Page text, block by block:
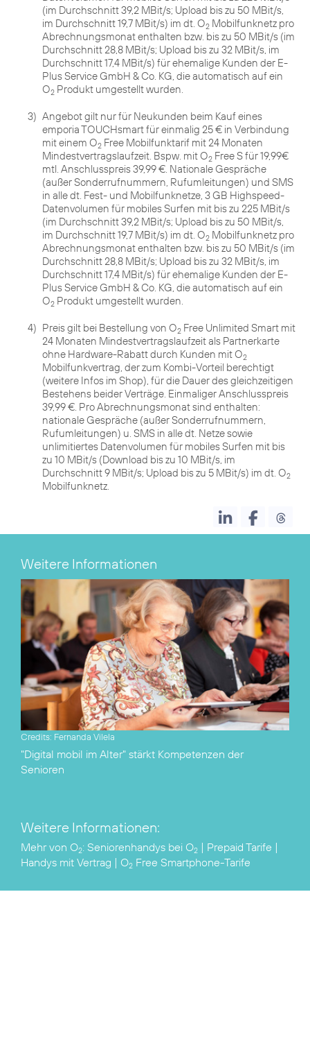
(im Durchschnitt 39,2 MBit/s; Upload bis zu 50 MBit/s,
im Durchschnitt 19,7 MBit/s) im dt. O2 Mobilfunknetz pro
Abrechnungsmonat enthalten bzw. bis zu 50 MBit/s (im
Durchschnitt 28,8 MBit/s; Upload bis zu 32 MBit/s, im
Durchschnitt 17,4 MBit/s) für ehemalige Kunden der E-
Plus Service GmbH & Co. KG, die automatisch auf ein
O2 Produkt umgestellt wurden.
3) Angebot gilt nur für Neukunden beim Kauf eines
emporia TOUCHsmart für einmalig 25 € in Verbindung
mit einem O2 Free Mobilfunktarif mit 24 Monaten
Mindestvertragslaufzeit. Bspw. mit O2 Free S für 19,99€
mtl. Anschlusspreis 39,99 €. Nationale Gespräche
(außer Sonderrufnummern, Rufumleitungen) und SMS
in alle dt. Fest- und Mobilfunknetze, 3 GB Highspeed-
Datenvolumen für mobiles Surfen mit bis zu 225 MBit/s
(im Durchschnitt 39,2 MBit/s; Upload bis zu 50 MBit/s,
im Durchschnitt 19,7 MBit/s) im dt. O2 Mobilfunknetz pro
Abrechnungsmonat enthalten bzw. bis zu 50 MBit/s (im
Durchschnitt 28,8 MBit/s; Upload bis zu 32 MBit/s, im
Durchschnitt 17,4 MBit/s) für ehemalige Kunden der E-
Plus Service GmbH & Co. KG, die automatisch auf ein
O2 Produkt umgestellt wurden.
4) Preis gilt bei Bestellung von O2 Free Unlimited Smart mit
24 Monaten Mindestvertragslaufzeit als Partnerkarte
ohne Hardware-Rabatt durch Kunden mit O2
Mobilfunkvertrag, der zum Kombi-Vorteil berechtigt
(weitere Infos im Shop), für die Dauer des gleichzeitigen
Bestehens beider Verträge. Einmaliger Anschlusspreis
39,99 €. Pro Abrechnungsmonat sind enthalten:
nationale Gespräche (außer Sonderrufnummern,
Rufumleitungen) u. SMS in alle dt. Netze sowie
unlimitiertes Datenvolumen für mobiles Surfen mit bis
zu 10 MBit/s (Download bis zu 10 MBit/s, im
Durchschnitt 9 MBit/s; Upload bis zu 5 MBit/s) im dt. O2
Mobilfunknetz.
Weitere Informationen
Credits: Fernanda Vilela
"Digital mobil im Alter" stärkt Kompetenzen der
Senioren
Weitere Informationen:
Mehr von O2: Seniorenhandys bei O2 | Prepaid Tarife |
Handys mit Vertrag | O2 Free Smartphone-Tarife